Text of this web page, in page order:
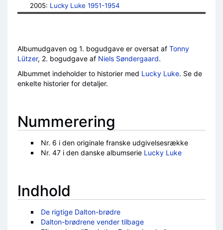
2005: Lucky Luke 1951-1954
Albumudgaven og 1. bogudgave er oversat af Tonny
Lützer, 2. bogudgave af Niels Søndergaard.
Albummet indeholder to historier med Lucky Luke. Se de
enkelte historier for detaljer.
Nummerering
Nr. 6 i den originale franske udgivelsesrække
Nr. 47 i den danske albumserie Lucky Luke
Indhold
De rigtige Dalton-brødre
Dalton-brødrene vender tilbage